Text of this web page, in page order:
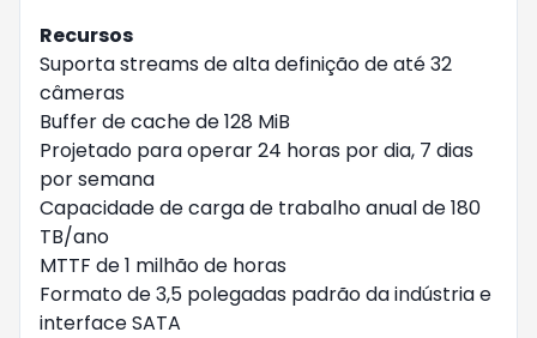
Recursos
Suporta streams de alta definição de até 32
câmeras
Buffer de cache de 128 MiB
Projetado para operar 24 horas por dia, 7 dias
por semana
Capacidade de carga de trabalho anual de 180
TB/ano
MTTF de 1 milhão de horas
Formato de 3,5 polegadas padrão da indústria e
interface SATA